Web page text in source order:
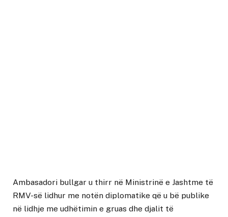
Ambasadori bullgar u thirr në Ministrinë e Jashtme të
RMV-së lidhur me notën diplomatike që u bë publike
në lidhje me udhëtimin e gruas dhe djalit të